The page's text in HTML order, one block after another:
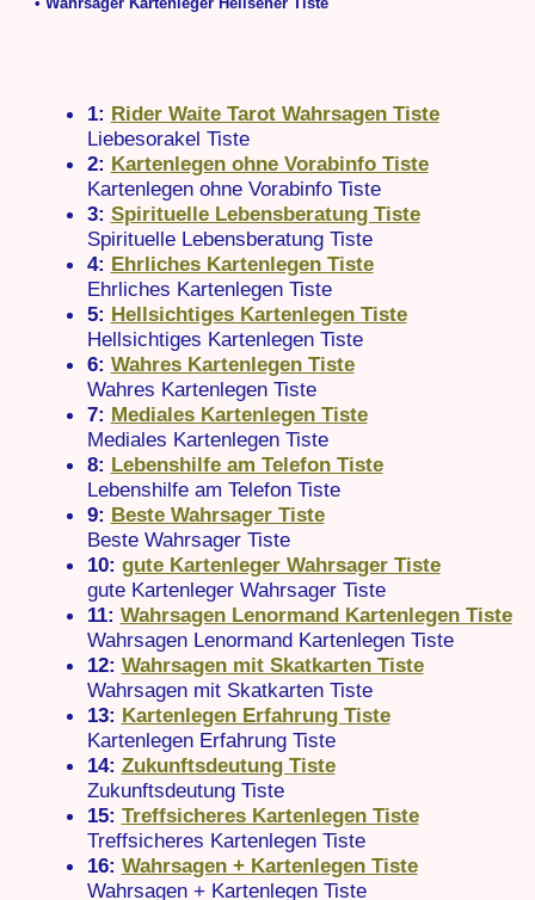
1: Rider Waite Tarot Wahrsagen Tiste
Liebesorakel Tiste
2: Kartenlegen ohne Vorabinfo Tiste
Kartenlegen ohne Vorabinfo Tiste
3: Spirituelle Lebensberatung Tiste
Spirituelle Lebensberatung Tiste
4: Ehrliches Kartenlegen Tiste
Ehrliches Kartenlegen Tiste
5: Hellsichtiges Kartenlegen Tiste
Hellsichtiges Kartenlegen Tiste
6: Wahres Kartenlegen Tiste
Wahres Kartenlegen Tiste
7: Mediales Kartenlegen Tiste
Mediales Kartenlegen Tiste
8: Lebenshilfe am Telefon Tiste
Lebenshilfe am Telefon Tiste
9: Beste Wahrsager Tiste
Beste Wahrsager Tiste
10: gute Kartenleger Wahrsager Tiste
gute Kartenleger Wahrsager Tiste
11: Wahrsagen Lenormand Kartenlegen Tiste
Wahrsagen Lenormand Kartenlegen Tiste
12: Wahrsagen mit Skatkarten Tiste
Wahrsagen mit Skatkarten Tiste
13: Kartenlegen Erfahrung Tiste
Kartenlegen Erfahrung Tiste
14: Zukunftsdeutung Tiste
Zukunftsdeutung Tiste
15: Treffsicheres Kartenlegen Tiste
Treffsicheres Kartenlegen Tiste
16: Wahrsagen + Kartenlegen Tiste
Wahrsagen + Kartenlegen Tiste